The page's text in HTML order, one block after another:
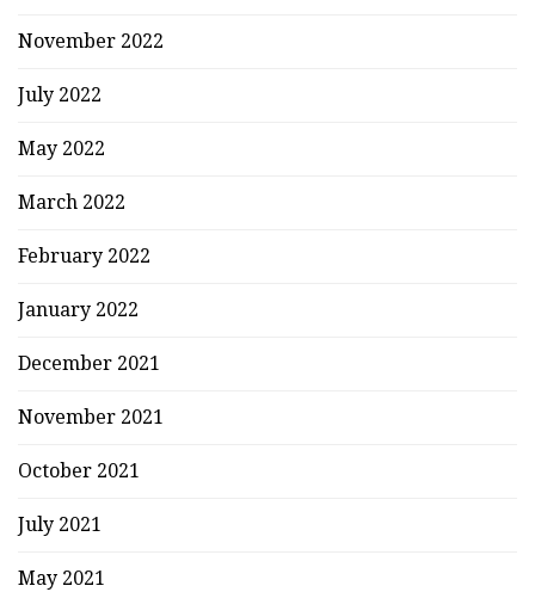
November 2022
July 2022
May 2022
March 2022
February 2022
January 2022
December 2021
November 2021
October 2021
July 2021
May 2021